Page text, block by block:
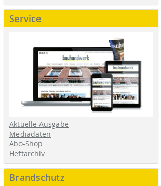
Service
Aktuelle Ausgabe
Mediadaten
Abo-Shop
Heftarchiv
Brandschutz